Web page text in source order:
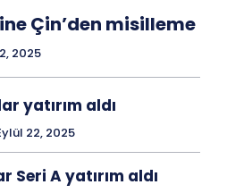
Çin’den misilleme
2025
yatırım aldı
22, 2025
Seri A yatırım aldı